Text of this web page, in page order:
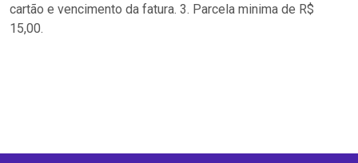
cartão e vencimento da fatura. 3. Parcela minima de R$
15,00.